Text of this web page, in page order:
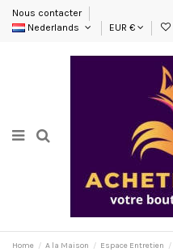
Nous contacter
Nederlands
EUR €
Home A la Maison Espace Entretien